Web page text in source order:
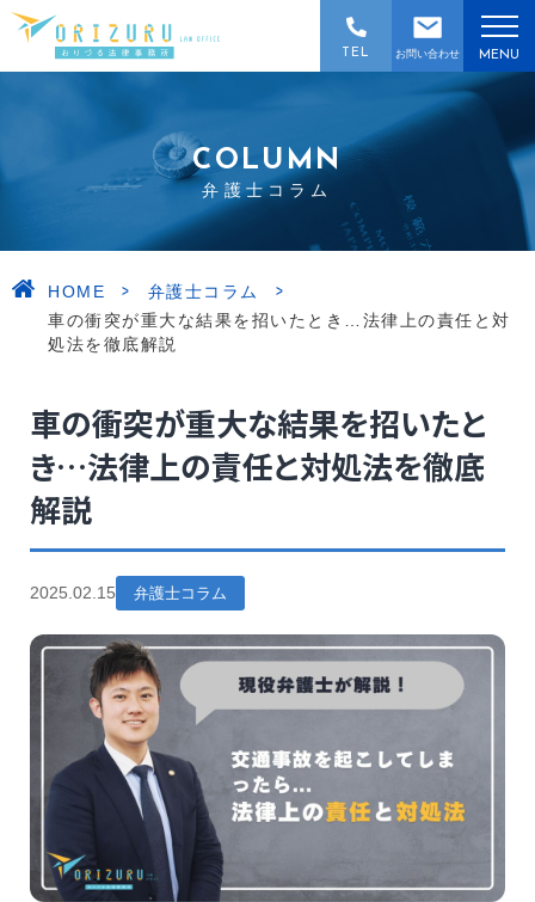
お問い合わせ
TEL MENU
COLUMN
弁護士コラム
HOME > 弁護士コラム >
車の衝突が重大な結果を招いたとき…法律上の責任と対
処法を徹底解説
車の衝突が重大な結果を招いたと
き…法律上の責任と対処法を徹底
解説
2025.02.15 弁護士コラム